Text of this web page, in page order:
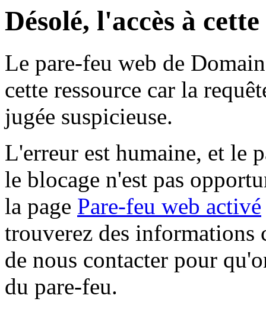
Désolé, l'accès à
Le pare-feu web de
cette ressource car la
jugée suspicieuse.
L'erreur est humaine, et le
le blocage n'est pas
la page Pare-feu web activé
trouverez des informations
de nous contacter pour
du pare-feu.